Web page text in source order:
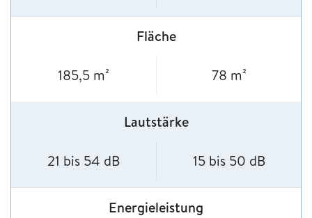
Fläche
185,5 m² 78 m²
Lautstärke
21 bis 54 dB 15 bis 50 dB
Energieleistung